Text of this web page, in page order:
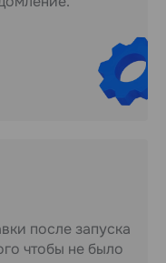
после запуска
чтобы не было